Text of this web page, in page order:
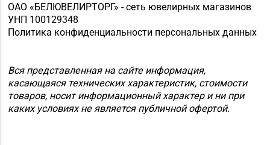
ОАО «БЕЛЮВЕЛИРТОРГ» - сеть ювелирных магазинов
УНП 100129348
Политика конфиденциальности персональных данных
Вся представленная на сайте информация,
касающаяся технических характеристик, стоимости
товаров, носит информационный характер и ни при
каких условиях не является публичной офертой.